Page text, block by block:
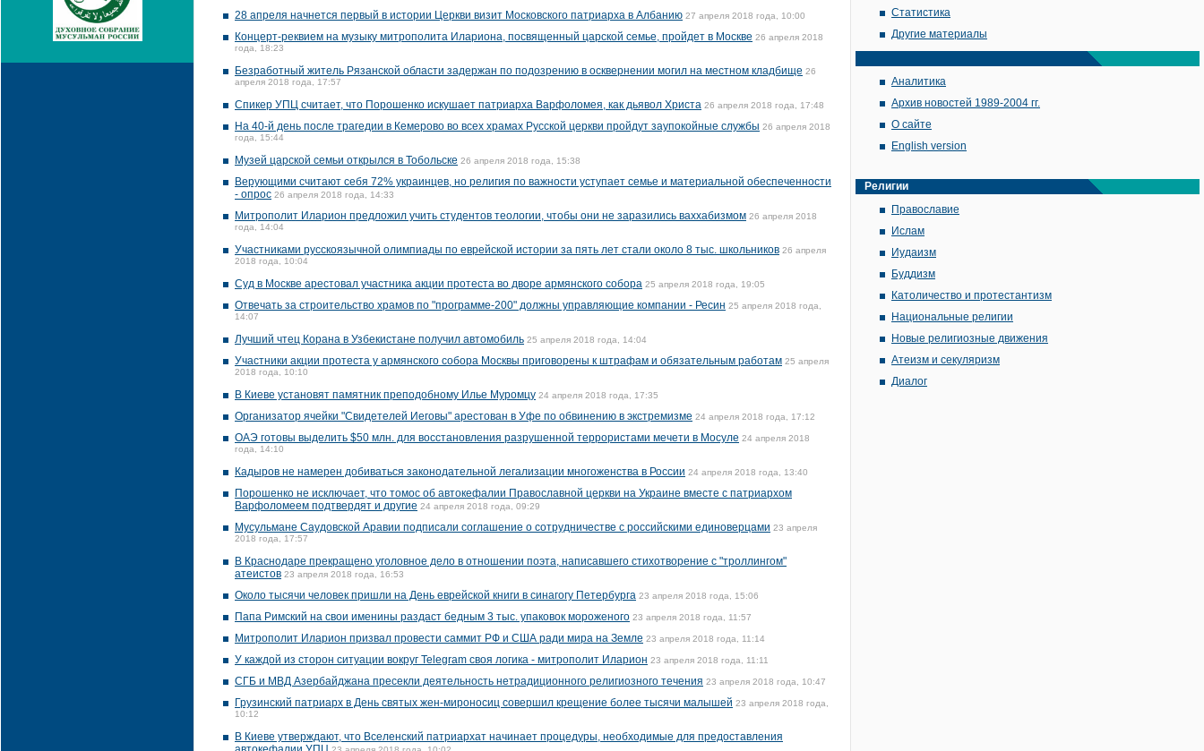
28 апреля начнется первый в истории Церкви визит Московского патриарха в Албанию 27 апреля 2018 года, 10:00
Концерт-реквием на музыку митрополита Илариона, посвященный царской семье, пройдет в Москве 26 апреля 2018
года, 18:23
Безработный житель Рязанской области задержан по подозрению в осквернении могил на местном кладбище 26
апреля 2018 года, 17:57
Спикер УПЦ считает, что Порошенко искушает патриарха Варфоломея, как дьявол Христа 26 апреля 2018 года, 17:48
На 40-й день после трагедии в Кемерово во всех храмах Русской церкви пройдут заупокойные службы 26 апреля 2018
года, 15:44
Музей царской семьи открылся в Тобольске 26 апреля 2018 года, 15:38
Верующими считают себя 72% украинцев, но религия по важности уступает семье и материальной обеспеченности
- опрос 26 апреля 2018 года, 14:33
Митрополит Иларион предложил учить студентов теологии, чтобы они не заразились ваххабизмом 26 апреля 2018
года, 14:04
Участниками русскоязычной олимпиады по еврейской истории за пять лет стали около 8 тыс. школьников 26 апреля
2018 года, 10:04
Суд в Москве арестовал участника акции протеста во дворе армянского собора 25 апреля 2018 года, 19:05
Отвечать за строительство храмов по "программе-200" должны управляющие компании - Ресин 25 апреля 2018 года,
14:07
Лучший чтец Корана в Узбекистане получил автомобиль 25 апреля 2018 года, 14:04
Участники акции протеста у армянского собора Москвы приговорены к штрафам и обязательным работам 25 апреля
2018 года, 10:10
В Киеве установят памятник преподобному Илье Муромцу 24 апреля 2018 года, 17:35
Организатор ячейки "Свидетелей Иеговы" арестован в Уфе по обвинению в экстремизме 24 апреля 2018 года, 17:12
ОАЭ готовы выделить $50 млн. для восстановления разрушенной террористами мечети в Мосуле 24 апреля 2018
года, 14:10
Кадыров не намерен добиваться законодательной легализации многоженства в России 24 апреля 2018 года, 13:40
Порошенко не исключает, что томос об автокефалии Православной церкви на Украине вместе с патриархом
Варфоломеем подтвердят и другие 24 апреля 2018 года, 09:29
Мусульмане Саудовской Аравии подписали соглашение о сотрудничестве с российскими единоверцами 23 апреля
2018 года, 17:57
В Краснодаре прекращено уголовное дело в отношении поэта, написавшего стихотворение с "троллингом"
атеистов 23 апреля 2018 года, 16:53
Около тысячи человек пришли на День еврейской книги в синагогу Петербурга 23 апреля 2018 года, 15:06
Папа Римский на свои именины раздаст бедным 3 тыс. упаковок мороженого 23 апреля 2018 года, 11:57
Митрополит Иларион призвал провести саммит РФ и США ради мира на Земле 23 апреля 2018 года, 11:14
У каждой из сторон ситуации вокруг Telegram своя логика - митрополит Иларион 23 апреля 2018 года, 11:11
СГБ и МВД Азербайджана пресекли деятельность нетрадиционного религиозного течения 23 апреля 2018 года, 10:47
Грузинский патриарх в День святых жен-мироносиц совершил крещение более тысячи малышей 23 апреля 2018 года,
10:12
В Киеве утверждают, что Вселенский патриархат начинает процедуры, необходимые для предоставления
Статистика
Другие материалы
Аналитика
Архив новостей 1989-2004 гг.
О сайте
English version
Религии
Православие
Ислам
Иудаизм
Буддизм
Католичество и протестантизм
Национальные религии
Новые религиозные движения
Атеизм и секуляризм
Диалог